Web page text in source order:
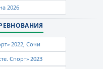
2026
2022, Сочи
Спорт» 2023